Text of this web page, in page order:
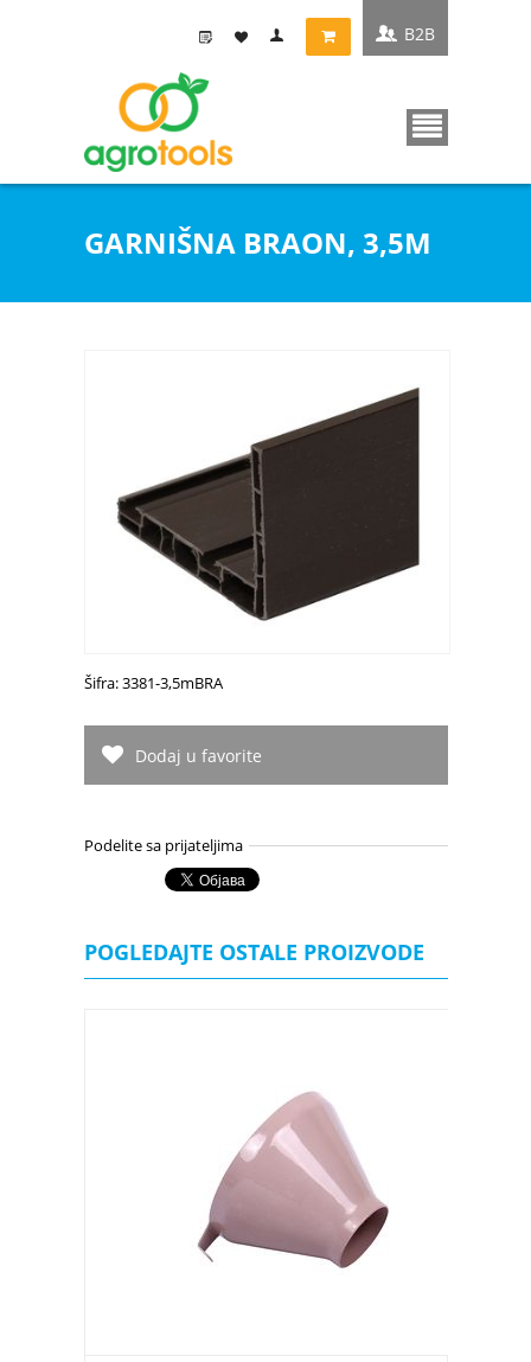
GARNIŠNA BRAON, 3,5M
B2B
Šifra: 3381-3,5mBRA
Dodaj u favorite
Podelite sa prijateljima
POGLEDAJTE OSTALE PROIZVODE